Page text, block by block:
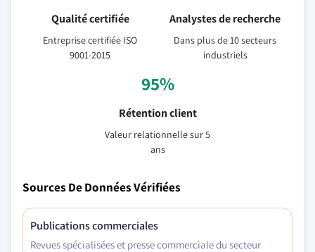
Qualité certifiée
Entreprise certifiée ISO
9001-2015
Analystes de recherche
Dans plus de 10 secteurs
industriels
95%
Rétention client
Valeur relationnelle sur 5
ans
Sources De Données Vérifiées
Publications commerciales
Revues spécialisées et presse commerciale du secteur